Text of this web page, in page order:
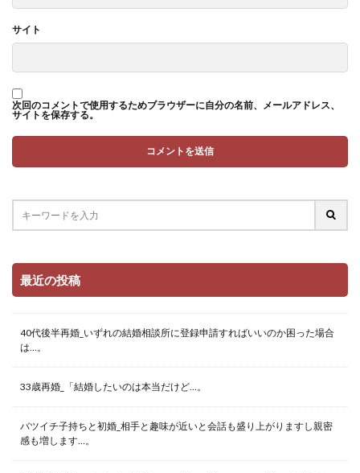
サイト
次回のコメントで使用するためブラウザーに自分の名前、メールアドレス、
サイトを保存する。
最近の投稿
40代後半再婚_いずれの結婚相談所に登録申請すればいいのか困った場合
は…。
33歳再婚_「結婚したいのは本当だけど…。
バツイチ子持ちと初婚_相手と趣味が近いと会話も盛り上がりますし親密
感も増します…。